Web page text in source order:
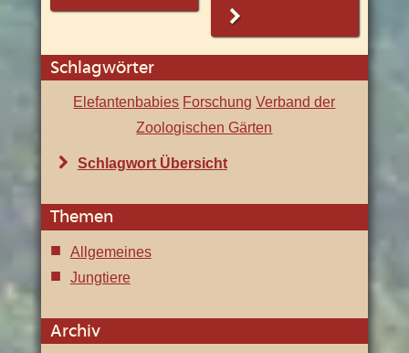
Schlagwörter
Elefantenbabies Forschung Verband der
Zoologischen Gärten
Schlagwort Übersicht
Themen
Allgemeines
Jungtiere
Archiv